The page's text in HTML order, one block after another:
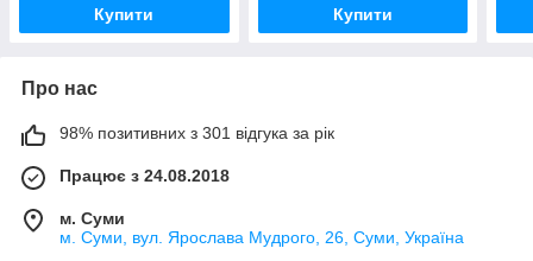
Купити Купити
Про нас
98% позитивних з 301 відгука за рік
Працює з 24.08.2018
м. Суми
м. Суми, вул. Ярослава Мудрого, 26, Суми, Україна